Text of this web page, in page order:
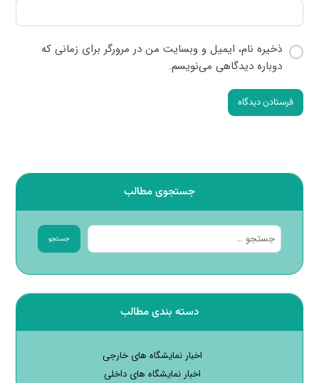
ذخیره نام، ایمیل و وبسایت من در مرورگر برای زمانی که
دوباره دیدگاهی می‌نویسم.
فرستادن دیدگاه
جستجوی مطالب
جستجو
دسته بندی مطالب
اخبار نمایشگاه های خارجی
اخبار نمایشگاه های داخلی